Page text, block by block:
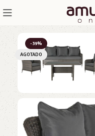
-39%
AGOTADO